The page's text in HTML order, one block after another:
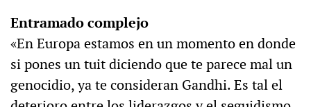
Entramado complejo
«En Europa estamos en un momento en donde
si pones un tuit diciendo que te parece mal un
genocidio, ya te consideran Gandhi. Es tal el